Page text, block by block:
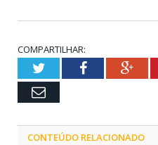
COMPARTILHAR:
TwitterFacebook
Email
CONTEÚDO RELACIONADO